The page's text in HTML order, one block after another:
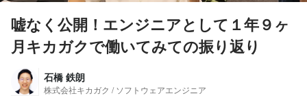
嘘なく公開！エンジニアとして１年９ヶ
月キカガクで働いてみての振り返り
石橋 鉄朗
株式会社キカガク / ソフトウェアエンジニア